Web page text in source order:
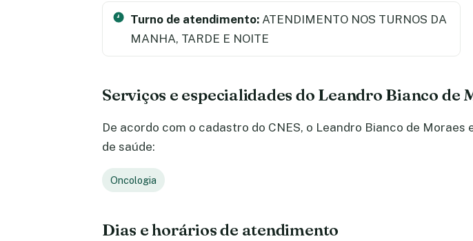
Turno de atendimento: ATENDIMENTO NOS TURNOS DA
MANHA, TARDE E NOITE
Serviços e especialidades do Leandro Bianco de
De acordo com o cadastro do CNES, o Leandro Bianco de
de saúde:
Oncologia
Dias e horários de atendimento